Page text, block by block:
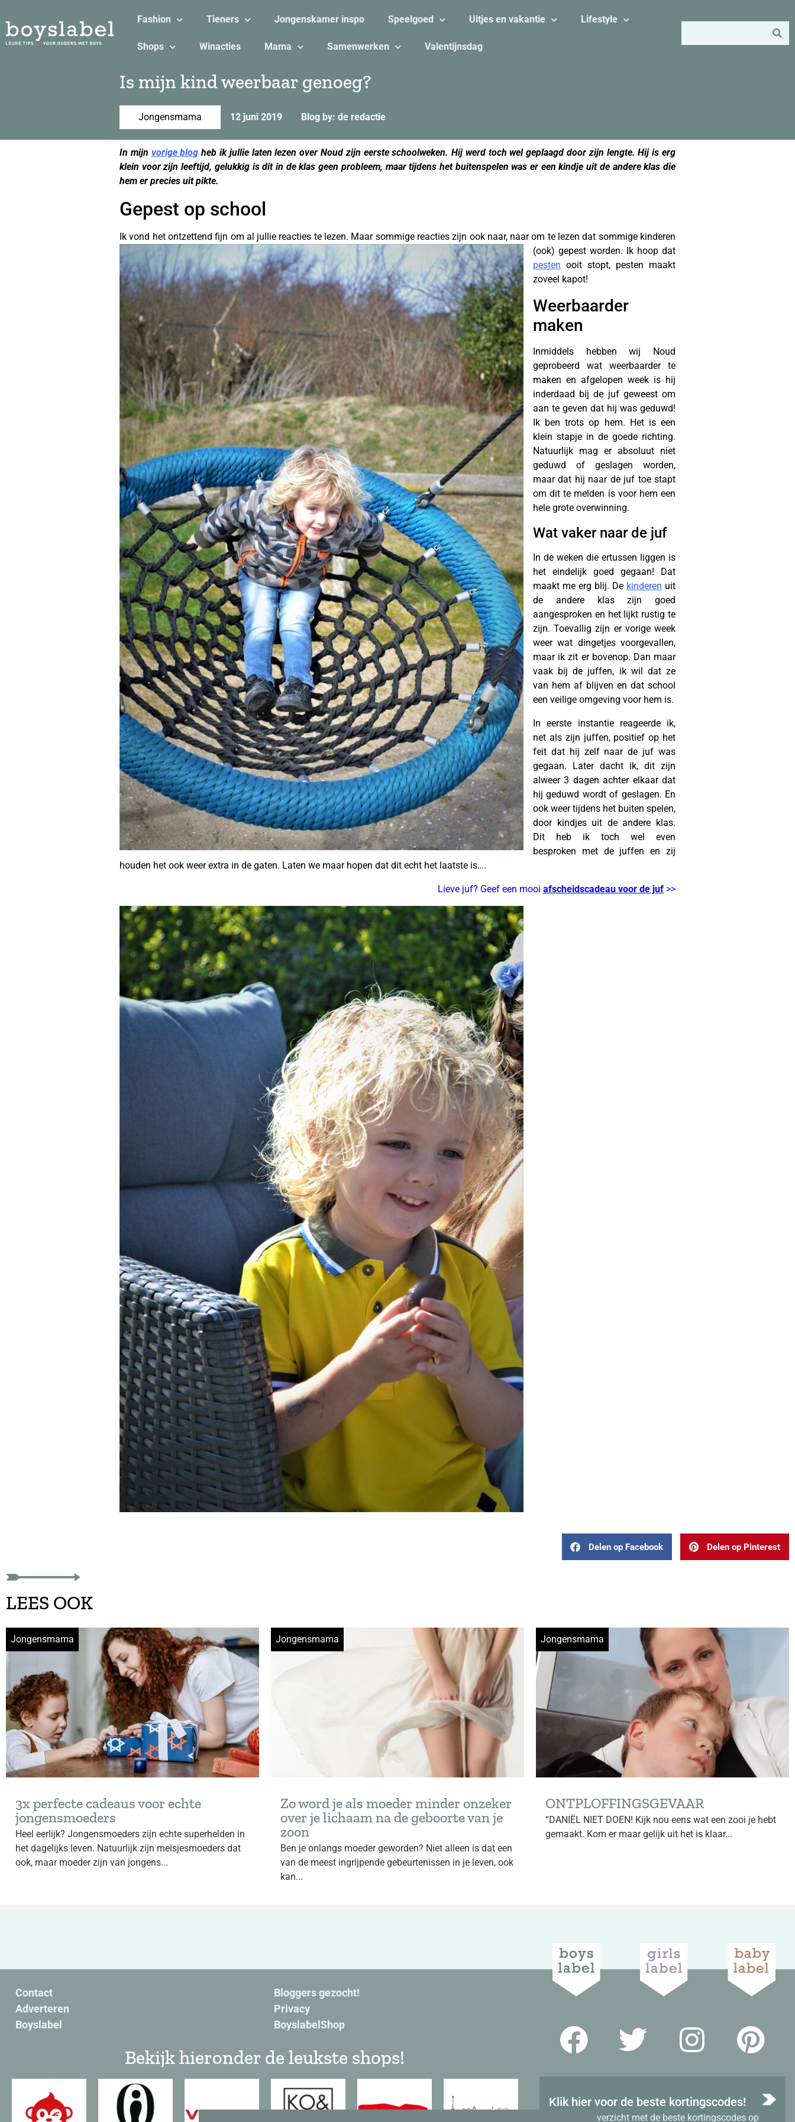
Fashion Tieners Jongenskamer inspo Speelgoed Uitjes en vakantie Lifestyle
Shops Winacties Mama Samenwerken Valentijnsdag
Is mijn kind weerbaar genoeg?
Jongensmama 12 juni 2019 Blog by: de redactie
In mijn vorige blog heb ik jullie laten lezen over Noud zijn eerste schoolweken. Hij werd toch wel geplaagd door zijn lengte. Hij is erg
klein voor zijn leeftijd, gelukkig is dit in de klas geen probleem, maar tijdens het buitenspelen was er een kindje uit de andere klas die
hem er precies uit pikte.
Gepest op school
Ik vond het ontzettend fijn om al jullie reacties te lezen. Maar sommige reacties zijn ook naar, naar om te lezen dat sommige kinderen
(ook) gepest worden. Ik hoop dat
pesten ooit stopt, pesten maakt
zoveel kapot!
Weerbaarder
maken
Inmiddels hebben wij Noud
geprobeerd wat weerbaarder te
maken en afgelopen week is hij
inderdaad bij de juf geweest om
aan te geven dat hij was geduwd!
Ik ben trots op hem. Het is een
klein stapje in de goede richting.
Natuurlijk mag er absoluut niet
geduwd of geslagen worden,
maar dat hij naar de juf toe stapt
om dit te melden is voor hem een
hele grote overwinning.
Wat vaker naar de juf
In de weken die ertussen liggen is
het eindelijk goed gegaan! Dat
maakt me erg blij. De kinderen uit
de andere klas zijn goed
aangesproken en het lijkt rustig te
zijn. Toevallig zijn er vorige week
weer wat dingetjes voorgevallen,
maar ik zit er bovenop. Dan maar
vaak bij de juffen, ik wil dat ze
van hem af blijven en dat school
een veilige omgeving voor hem is.
In eerste instantie reageerde ik,
net als zijn juffen, positief op het
feit dat hij zelf naar de juf was
gegaan. Later dacht ik, dit zijn
alweer 3 dagen achter elkaar dat
hij geduwd wordt of geslagen. En
ook weer tijdens het buiten spelen,
door kindjes uit de andere klas.
Dit heb ik toch wel even
besproken met de juffen en zij
houden het ook weer extra in de gaten. Laten we maar hopen dat dit echt het laatste is….
Lieve juf? Geef een mooi afscheidscadeau voor de juf >>
Delen op Facebook Delen op Pinterest
LEES OOK
Jongensmama
3x perfecte cadeaus voor echte
jongensmoeders
Heel eerlijk? Jongensmoeders zijn echte superhelden in
het dagelijks leven. Natuurlijk zijn meisjesmoeders dat
ook, maar moeder zijn van jongens...
Jongensmama
Zo word je als moeder minder onzeker
over je lichaam na de geboorte van je
zoon
Ben je onlangs moeder geworden? Niet alleen is dat een
van de meest ingrijpende gebeurtenissen in je leven, ook
kan...
Jongensmama
ONTPLOFFINGSGEVAAR
“DANIËL NIET DOEN! Kijk nou eens wat een zooi je hebt
gemaakt. Kom er maar gelijk uit het is klaar...
Contact
Adverteren
Boyslabel
Bloggers gezocht!
Privacy
BoyslabelShop
Bekijk hieronder de leukste shops!
Klik hier voor de beste kortingscodes!
Bekijk het overzicht met de beste kortingscodes op